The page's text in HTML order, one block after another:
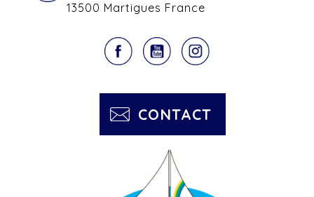
13500 Martigues France
CONTACT